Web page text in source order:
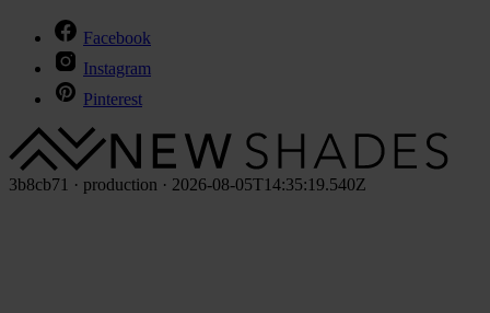
Facebook
Instagram
Pinterest
3b8cb71 · production · 2026-08-05T14:35:19.540Z